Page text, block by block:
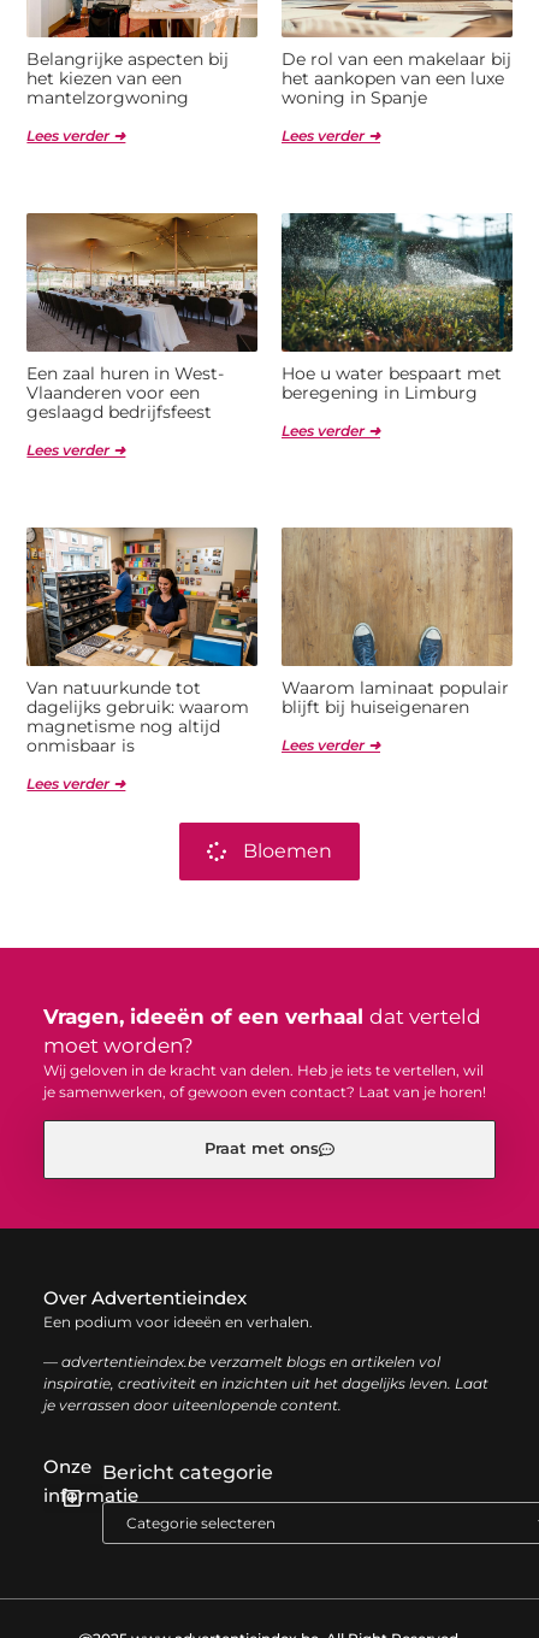
Belangrijke aspecten bij
het kiezen van een
mantelzorgwoning
Lees verder ➜
De rol van een makelaar bij
het aankopen van een luxe
woning in Spanje
Lees verder ➜
Een zaal huren in West-
Vlaanderen voor een
geslaagd bedrijfsfeest
Lees verder ➜
Hoe u water bespaart met
beregening in Limburg
Lees verder ➜
Van natuurkunde tot
dagelijks gebruik: waarom
magnetisme nog altijd
onmisbaar is
Lees verder ➜
Waarom laminaat populair
blijft bij huiseigenaren
Lees verder ➜
Bloemen
Vragen, ideeën of een verhaal dat verteld
moet worden?
Wij geloven in de kracht van delen. Heb je iets te vertellen, wil
je samenwerken, of gewoon even contact? Laat van je horen!
Praat met ons
Over Advertentieindex
Een podium voor ideeën en verhalen.
— advertentieindex.be verzamelt blogs en artikelen vol
inspiratie, creativiteit en inzichten uit het dagelijks leven. Laat
je verrassen door uiteenlopende content.
Onze
informatie
Bericht categorie